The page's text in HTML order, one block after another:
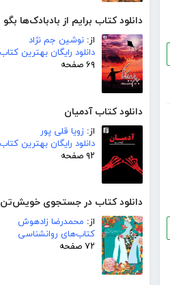
دانلود کتاب برایم از بادبادک‌ها بگو
از: نوشین جم نژاد
دانلود رایگان بهترین
۶۹ صفحه
دانلود کتاب آدمیان
از: زویا قلی پور
دانلود رایگان بهترین
۹۲ صفحه
دانلود کتاب در جستجوی خویش‌تن
از: محمدرضا زادهوش
کتاب‌های روانشناسی
۷۲ صفحه